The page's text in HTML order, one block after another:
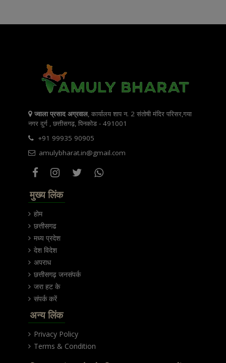
ज्वाला प्रसाद अग्रवाल, कार्यालय शाप न. 2 संतोषी मंदिर परिसर,गया
नगर दुर्ग , छत्तीसगढ़, पिनकोड - 491001
+91 99935 90905
amulybharat.in@gmail.com
मुख्य लिंक
होम
छत्तीसगढ
मध्य प्रदेश
देश विदेश
अपराध
छत्तीसगढ़ जनसंपर्क
जरा हट के
संपर्क करें
अन्य लिंक
Privacy Policy
Terms & Condition